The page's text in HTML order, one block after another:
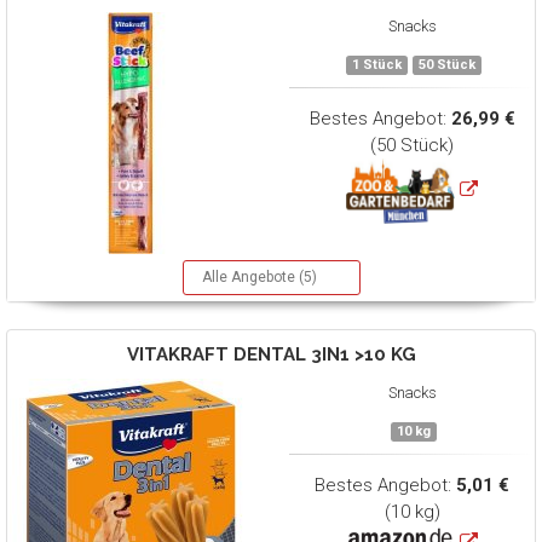
Snacks
1 Stück 50 Stück
Bestes Angebot: 26,99 €
(50 Stück)
Alle Angebote (5)
VITAKRAFT DENTAL 3IN1 >10 KG
Snacks
10 kg
Bestes Angebot: 5,01 €
(10 kg)